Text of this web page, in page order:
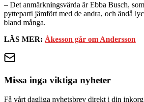
– Det anmärkningsvärda är Ebba Busch,
pytteparti jämfört med de andra, och ändå
bland många.
LÄS MER: Åkesson går om Andersson
Missa inga viktiga nyheter
Få vårt dagliga nyhetsbrev direkt i din inkorg